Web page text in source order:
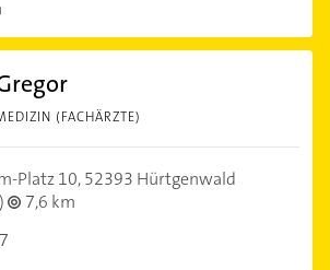
(FACHÄRZTE)
Platz 10,52393 Hürtgenwald
7,6 km